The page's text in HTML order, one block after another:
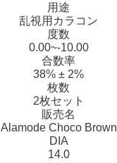
用途
乱視用カラコン
度数
0.00~-10.00
合数率
38% ± 2%
枚数
2枚セット
販売名
Alamode Choco Brown
DIA
14.0